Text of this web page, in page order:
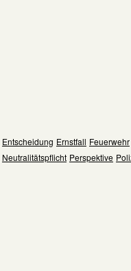
Entscheidung Ernstfall Feuerwehr
Neutralitätspflicht Perspektive